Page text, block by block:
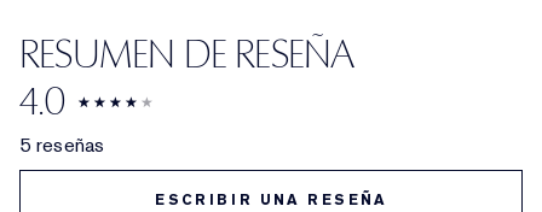
RESUMEN DE RESEÑA
4.0
5 reseñas
ESCRIBIR UNA RESEÑA